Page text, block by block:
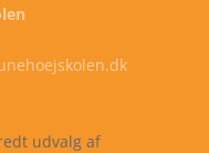
udvalg af